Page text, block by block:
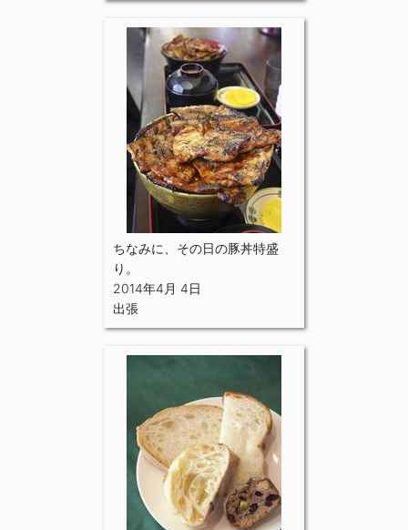
ちなみに、その日の豚丼特盛
り。
2014年4月 4日
出張